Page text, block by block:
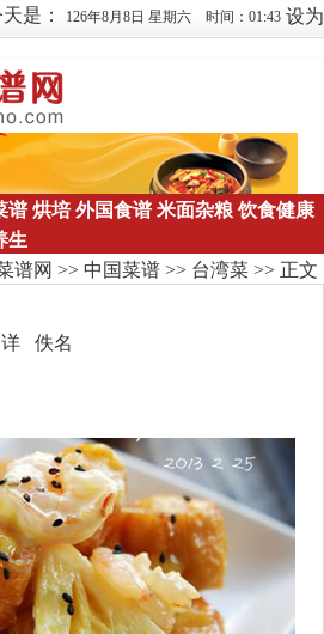
是： 126年8月8日 星期六 时间：01:43 设为
谱 烘培 外国食谱 米面杂粮 饮食健康
生
谱网 >> 中国菜谱 >> 台湾菜 >> 正文
佚名